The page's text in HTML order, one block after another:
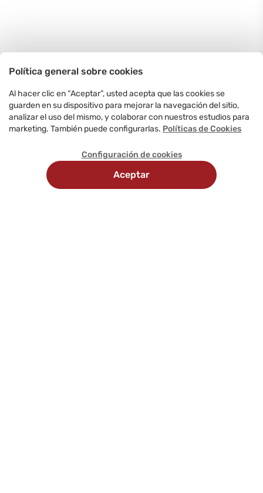
Política general sobre cookies
Al hacer clic en “Aceptar”, usted acepta que las cookies se
guarden en su dispositivo para mejorar la navegación del sitio,
analizar el uso del mismo, y colaborar con nuestros estudios para
marketing. También puede configurarlas. Políticas de Cookies
Configuración de cookies
Aceptar